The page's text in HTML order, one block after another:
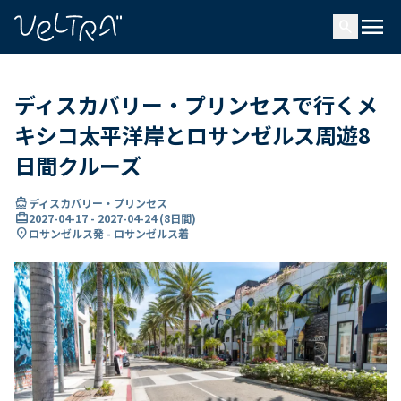
menu
ディスカバリー・プリンセスで行くメ
キシコ太平洋岸とロサンゼルス周遊8
日間クルーズ
directions_boatディスカバリー・プリンセス
card_travel2027-04-17 - 2027-04-24(8日間)
location_onロサンゼルス発 - ロサンゼルス着